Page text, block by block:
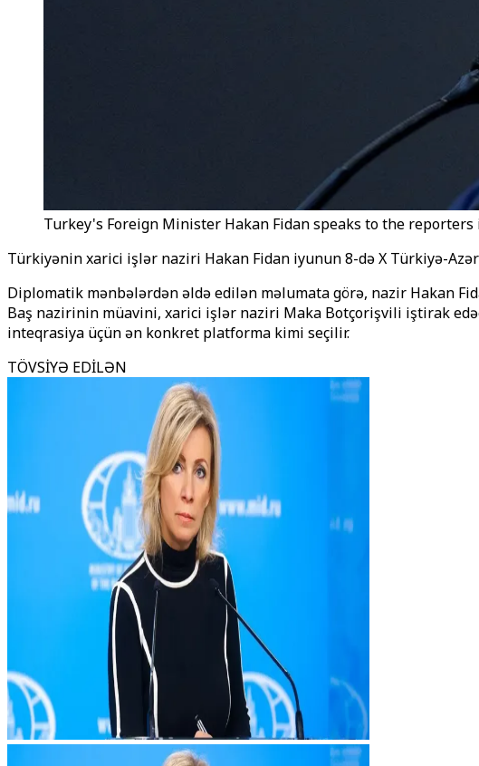
Turkey's Foreign Minister Hakan Fidan speaks to the reporters
Türkiyənin xarici işlər naziri Hakan Fidan iyunun 8-də X Türkiyə-
Diplomatik mənbələrdən əldə edilən məlumata görə, nazir Hakan
Baş nazirinin müavini, xarici işlər naziri Maka Botçorişvili iştirak
inteqrasiya üçün ən konkret platforma kimi seçilir.
TÖVSİYƏ EDİLƏN